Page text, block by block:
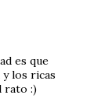
es que
y los ricas
rato :)